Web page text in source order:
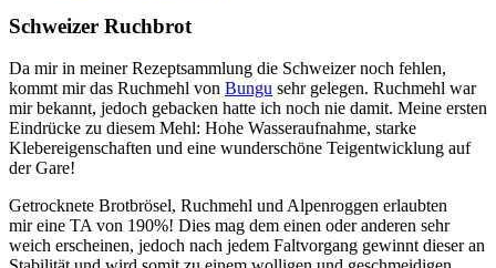
Schweizer Ruchbrot
Da mir in meiner Rezeptsammlung die Schweizer noch fehlen,
kommt mir das Ruchmehl von Bungu sehr gelegen. Ruchmehl war
mir bekannt, jedoch gebacken hatte ich noch nie damit. Meine ersten
Eindrücke zu diesem Mehl: Hohe Wasseraufnahme, starke
Klebereigenschaften und eine wunderschöne Teigentwicklung auf
der Gare!
Getrocknete Brotbrösel, Ruchmehl und Alpenroggen erlaubten
mir eine TA von 190%! Dies mag dem einen oder anderen sehr
weich erscheinen, jedoch nach jedem Faltvorgang gewinnt dieser an